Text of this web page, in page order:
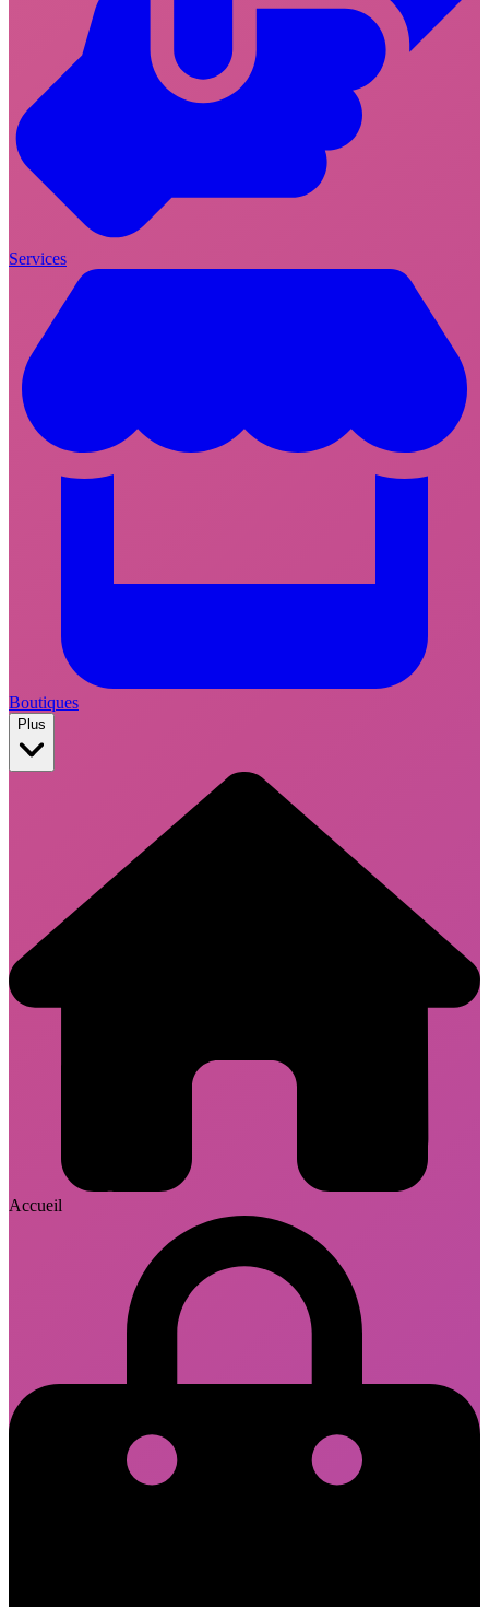
Services
Boutiques
Plus
Accueil